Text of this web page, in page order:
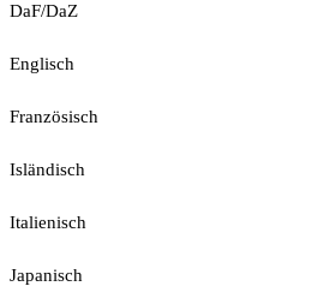
DaF/DaZ
Englisch
Französisch
Isländisch
Italienisch
Japanisch